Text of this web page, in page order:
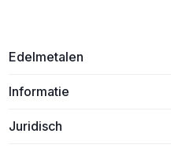
Edelmetalen
Informatie
Juridisch